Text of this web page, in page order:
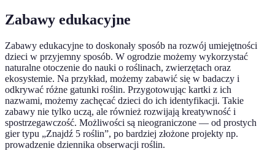
Zabawy edukacyjne
Zabawy edukacyjne to doskonały sposób na rozwój umiejętności
dzieci w przyjemny sposób. W ogrodzie możemy wykorzystać
naturalne otoczenie do nauki o roślinach, zwierzętach oraz
ekosystemie. Na przykład, możemy zabawić się w badaczy i
odkrywać różne gatunki roślin. Przygotowując kartki z ich
nazwami, możemy zachęcać dzieci do ich identyfikacji. Takie
zabawy nie tylko uczą, ale również rozwijają kreatywność i
spostrzegawczość. Możliwości są nieograniczone — od prostych
gier typu „Znajdź 5 roślin”, po bardziej złożone projekty np.
prowadzenie dziennika obserwacji roślin.